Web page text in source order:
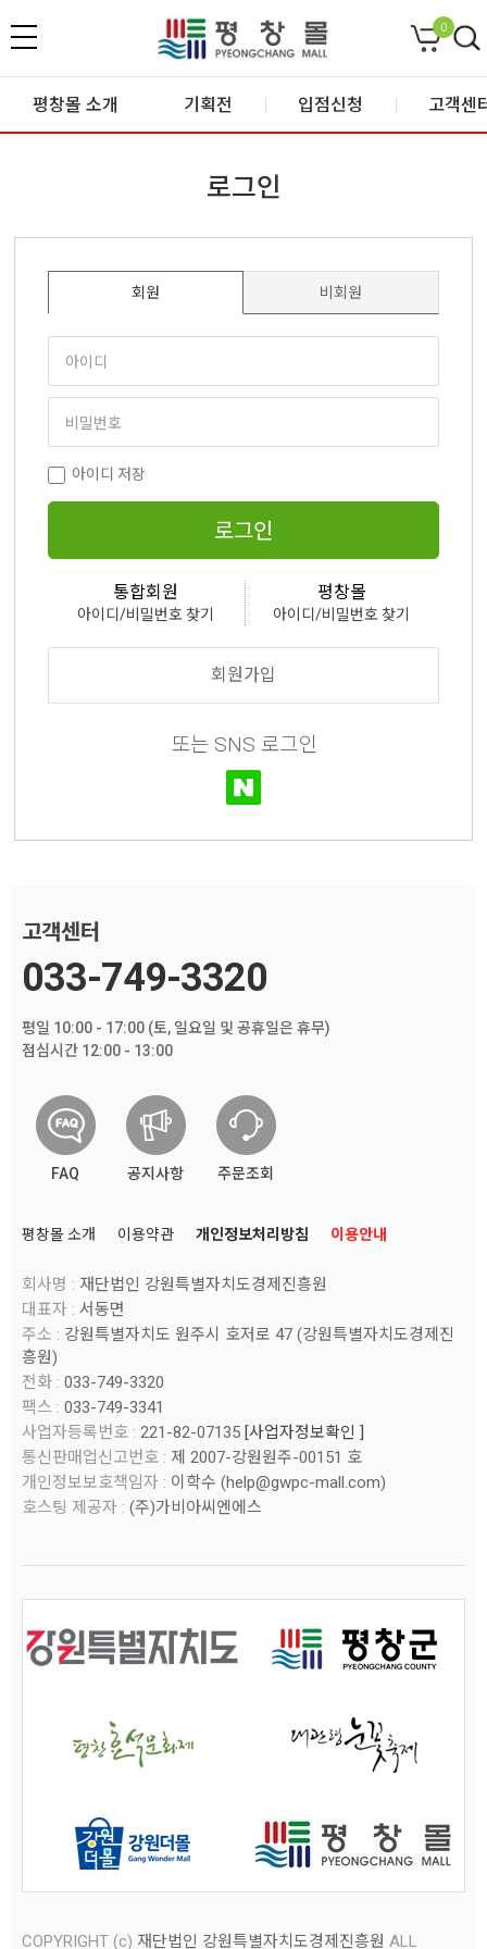
0
평창몰 소개 기획전 입점신청 고객센
로그인
회원 비회원
아이디 저장
로그인
통합회원
아이디/비밀번호 찾기
평창몰
아이디/비밀번호 찾기
회원가입
또는 SNS 로그인
고객센터
033-749-3320
평일 10:00 - 17:00 (토, 일요일 및 공휴일은 휴무)
점심시간 12:00 - 13:00
FAQ 공지사항 주문조회
평창몰 소개 이용약관 개인정보처리방침 이용안내
회사명 : 재단법인 강원특별자치도경제진흥원
대표자 : 서동면
주소 : 강원특별자치도 원주시 호저로 47 (강원특별자치도경제진
흥원)
전화 : 033-749-3320
팩스 : 033-749-3341
사업자등록번호 : 221-82-07135 [사업자정보확인 ]
통신판매업신고번호 : 제 2007-강원원주-00151 호
개인정보보호책임자 : 이학수 (help@gwpc-mall.com)
호스팅 제공자 : (주)가비아씨엔에스
COPYRIGHT (c) 재단법인 강원특별자치도경제진흥원 ALL